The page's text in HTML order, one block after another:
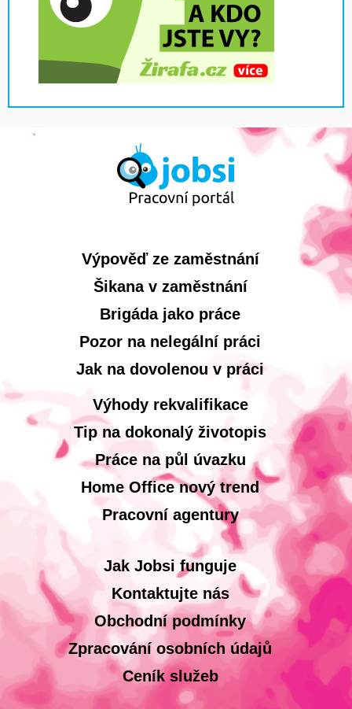
Výpověď ze zaměstnání
Šikana v zaměstnání
Brigáda jako práce
Pozor na nelegální práci
Jak na dovolenou v práci
Výhody rekvalifikace
Tip na dokonalý životopis
Práce na půl úvazku
Home Office nový trend
Pracovní agentury
Jak Jobsi funguje
Kontaktujte nás
Obchodní podmínky
Zpracování osobních údajů
Ceník služeb